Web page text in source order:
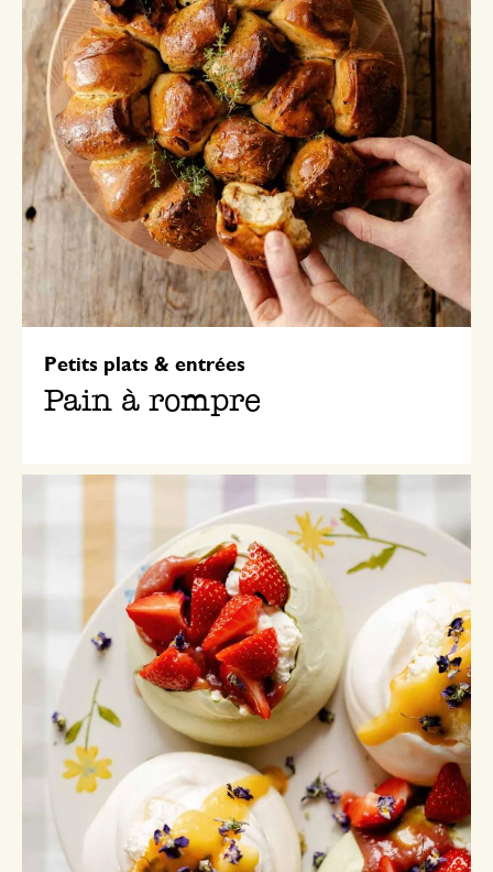
Petits plats & entrées
Pain à rompre